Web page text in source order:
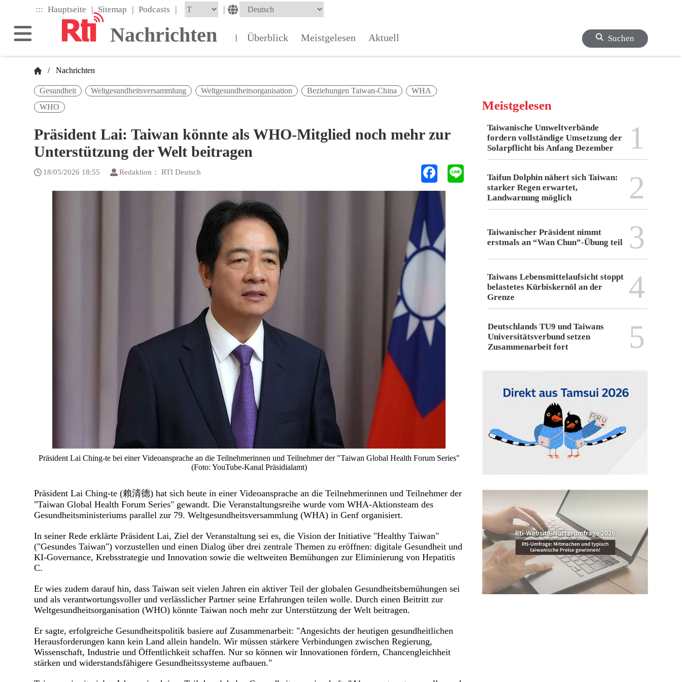
main
content
::: Hauptseite | Sitemap | Podcasts | |
Nachrichten | Überblick Meistgelesen Aktuell Suchen
/ Nachrichten
Gesundheit Weltgesundheitsversammlung Weltgesundheitsorganisation Beziehungen Taiwan-China
WHA
WHO
Präsident Lai: Taiwan könnte als WHO-Mitglied noch mehr zur
Unterstützung der Welt beitragen
18/05/2026 18:55 Redaktion： RTI Deutsch
Präsident Lai Ching-te bei einer Videoansprache an die Teilnehmerinnen und Teilnehmer der "Taiwan Global Health Forum Series"
(Foto: YouTube-Kanal Präsidialamt)
Präsident Lai Ching-te (賴清德) hat sich heute in einer Videoansprache an die Teilnehmerinnen und Teilnehmer der
"Taiwan Global Health Forum Series" gewandt. Die Veranstaltungsreihe wurde vom WHA-Aktionsteam des
Gesundheitsministeriums parallel zur 79. Weltgesundheitsversammlung (WHA) in Genf organisiert.
In seiner Rede erklärte Präsident Lai, Ziel der Veranstaltung sei es, die Vision der Initiative "Healthy Taiwan"
("Gesundes Taiwan") vorzustellen und einen Dialog über drei zentrale Themen zu eröffnen: digitale Gesundheit und
KI-Governance, Krebsstrategie und Innovation sowie die weltweiten Bemühungen zur Eliminierung von Hepatitis
C.
Er wies zudem darauf hin, dass Taiwan seit vielen Jahren ein aktiver Teil der globalen Gesundheitsbemühungen sei
und als verantwortungsvoller und verlässlicher Partner seine Erfahrungen teilen wolle. Durch einen Beitritt zur
Weltgesundheitsorganisation (WHO) könnte Taiwan noch mehr zur Unterstützung der Welt beitragen.
Er sagte, erfolgreiche Gesundheitspolitik basiere auf Zusammenarbeit: "Angesichts der heutigen gesundheitlichen
Herausforderungen kann kein Land allein handeln. Wir müssen stärkere Verbindungen zwischen Regierung,
Wissenschaft, Industrie und Öffentlichkeit schaffen. Nur so können wir Innovationen fördern, Chancengleichheit
stärken und widerstandsfähigere Gesundheitssysteme aufbauen."
Meistgelesen
Taiwanische Umweltverbände
fordern vollständige Umsetzung der
Solarpflicht bis Anfang Dezember
1
Taifun Dolphin nähert sich Taiwan:
starker Regen erwartet,
Landwarnung möglich
2
Taiwanischer Präsident nimmt
erstmals an “Wan Chun”-Übung teil
3
Taiwans Lebensmittelaufsicht stoppt
belastetes Kürbiskernöl an der
Grenze
4
Deutschlands TU9 und Taiwans
Universitätsverbund setzen
Zusammenarbeit fort
5